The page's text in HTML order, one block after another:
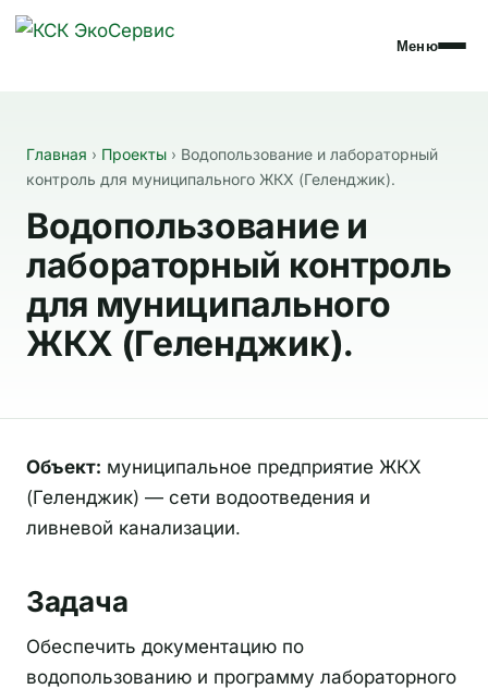
Меню
Главная › Проекты › Водопользование и лабораторный
контроль для муниципального ЖКХ (Геленджик).
Водопользование и
лабораторный контроль
для муниципального
ЖКХ (Геленджик).
Объект: муниципальное предприятие ЖКХ
(Геленджик) — сети водоотведения и
ливневой канализации.
Задача
Обеспечить документацию по
водопользованию и программу лабораторного